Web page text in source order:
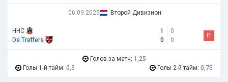
06.09.2025 Второй Дивизион
HHC
De Treffers
1
0
0
0
П
Голов за матч: 1,25
Голы 1-й тайм: 0,5 Голы 2-й тайм: 0,75